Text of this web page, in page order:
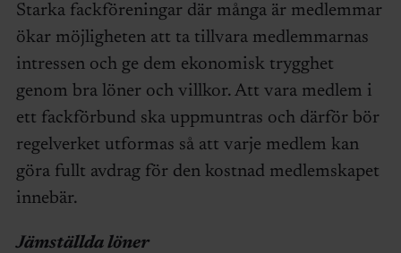
Starka fackföreningar där många är medlemmar
ökar möjligheten att ta tillvara medlemmarnas
intressen och ge dem ekonomisk trygghet
genom bra löner och villkor. Att vara medlem i
ett fackförbund ska uppmuntras och därför bör
regelverket utformas så att varje medlem kan
göra fullt avdrag för den kostnad medlemskapet
innebär.
Jämställda löner